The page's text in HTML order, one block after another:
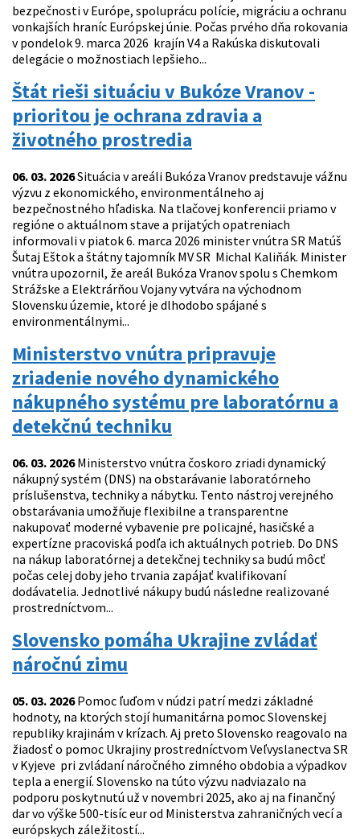
bezpečnosti v Európe, spoluprácu polície, migráciu a ochranu
vonkajších hraníc Európskej únie. Počas prvého dňa rokovania
v pondelok 9. marca 2026 krajín V4 a Rakúska diskutovali
delegácie o možnostiach lepšieho...
Štát rieši situáciu v Bukóze Vranov -
prioritou je ochrana zdravia a
životného prostredia
06. 03. 2026Situácia v areáli Bukóza Vranov predstavuje vážnu
výzvu z ekonomického, environmentálneho aj
bezpečnostného hľadiska. Na tlačovej konferencii priamo v
regióne o aktuálnom stave a prijatých opatreniach
informovali v piatok 6. marca 2026 minister vnútra SR Matúš
Šutaj Eštok a štátny tajomník MV SR Michal Kaliňák. Minister
vnútra upozornil, že areál Bukóza Vranov spolu s Chemkom
Strážske a Elektrárňou Vojany vytvára na východnom
Slovensku územie, ktoré je dlhodobo spájané s
environmentálnymi...
Ministerstvo vnútra pripravuje
zriadenie nového dynamického
nákupného systému pre laboratórnu a
detekčnú techniku
06. 03. 2026Ministerstvo vnútra čoskoro zriadi dynamický
nákupný systém (DNS) na obstarávanie laboratórneho
príslušenstva, techniky a nábytku. Tento nástroj verejného
obstarávania umožňuje flexibilne a transparentne
nakupovať moderné vybavenie pre policajné, hasičské a
expertízne pracoviská podľa ich aktuálnych potrieb. Do DNS
na nákup laboratórnej a detekčnej techniky sa budú môcť
počas celej doby jeho trvania zapájať kvalifikovaní
dodávatelia. Jednotlivé nákupy budú následne realizované
prostredníctvom...
Slovensko pomáha Ukrajine zvládať
náročnú zimu
05. 03. 2026Pomoc ľuďom v núdzi patrí medzi základné
hodnoty, na ktorých stojí humanitárna pomoc Slovenskej
republiky krajinám v krízach. Aj preto Slovensko reagovalo na
žiadosť o pomoc Ukrajiny prostredníctvom Veľvyslanectva SR
v Kyjeve pri zvládaní náročného zimného obdobia a výpadkov
tepla a energií. Slovensko na túto výzvu nadviazalo na
podporu poskytnutú už v novembri 2025, ako aj na finančný
dar vo výške 500-tisíc eur od Ministerstva zahraničných vecí a
európskych záležitostí...